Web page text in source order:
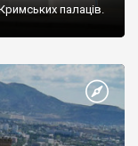
палаців.